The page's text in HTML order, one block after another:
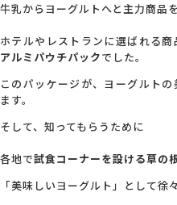
牛乳からヨーグルトへと主力商品を
ホテルやレストランに選ばれる
アルミパウチパックでした。
このパッケージが、ヨーグルト
ます。
そして、知ってもらうために
各地で試食コーナーを設ける草の
「美味しいヨーグルト」として徐